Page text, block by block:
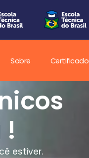
Sobre Certificado
!
estiver.